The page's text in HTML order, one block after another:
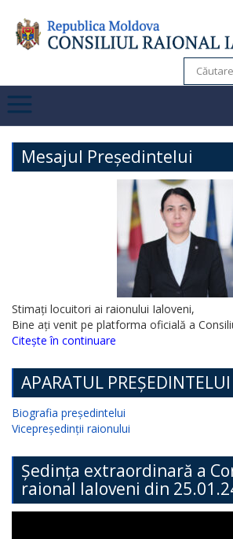
Mesajul Președintelui
Stimați locuitori ai raionului Ialoveni,
Bine ați venit pe platforma oficială a
Citește în continuare
APARATUL PREȘEDINTELUI
Biografia președintelui
Vicepreședinții raionului
Ședința extraordinară a
raional Ialoveni din